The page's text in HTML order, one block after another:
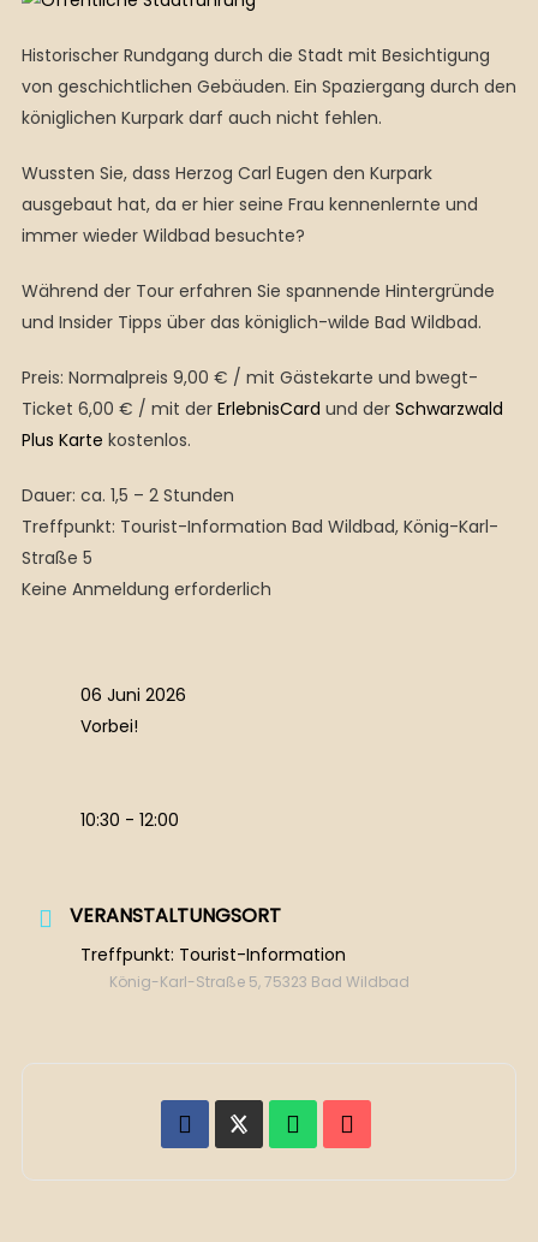
Historischer Rundgang durch die Stadt mit Besichtigung
von geschichtlichen Gebäuden. Ein Spaziergang durch den
königlichen Kurpark darf auch nicht fehlen.
Wussten Sie, dass Herzog Carl Eugen den Kurpark
ausgebaut hat, da er hier seine Frau kennenlernte und
immer wieder Wildbad besuchte?
Während der Tour erfahren Sie spannende Hintergründe
und Insider Tipps über das königlich-wilde Bad Wildbad.
Preis: Normalpreis 9,00 € / mit Gästekarte und bwegt-
Ticket 6,00 € / mit der ErlebnisCard und der Schwarzwald
Plus Karte kostenlos.
Dauer: ca. 1,5 – 2 Stunden
Treffpunkt: Tourist-Information Bad Wildbad, König-Karl-
Straße 5
Keine Anmeldung erforderlich
06 Juni 2026
Vorbei!
10:30 - 12:00
VERANSTALTUNGSORT
Treffpunkt: Tourist-Information
König-Karl-Straße 5, 75323 Bad Wildbad